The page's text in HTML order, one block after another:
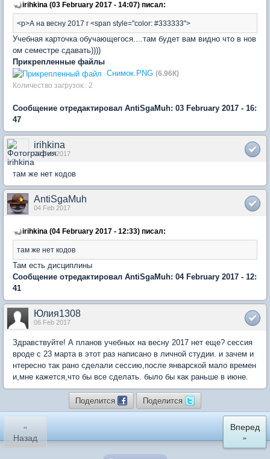
irihkina (03 February 2017 - 14:07) писал:
<p>А на весну 2017 г <span style="color: #333333">
Учебная карточка обучающегося....там будет вам видно что в нов
ом семестре сдавать))))
Прикрепленные файлы
Снимок.PNG (6.96К)
Количество загрузок:: 2
Сообщение отредактировал AntiSgaMuh: 03 February 2017 - 16:
47
irihkina
04 Feb 2017
там же нет кодов
AntiSgaMuh
04 Feb 2017
irihkina (04 February 2017 - 12:33) писал:
там же нет кодов
Там есть дисциплины
Сообщение отредактировал AntiSgaMuh: 04 February 2017 - 12:
41
Юлия1308
06 Feb 2017
Здравствуйте! А планов учебных на весну 2017 нет еще? сессия
вроде с 23 марта в этот раз написано в личной студии. и зачем и
нтересно так рано сделали сессию,после январской мало времен
и,мне кажется,что бы все сделать. было бы как раньше в июне.
Поделится Поделится
«
Назад
Вперед
»